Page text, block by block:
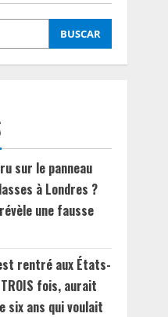
BUSCAR
sur le panneau
à Londres ?
une fausse
rentré aux États-
fois, aurait
six ans qui voulait